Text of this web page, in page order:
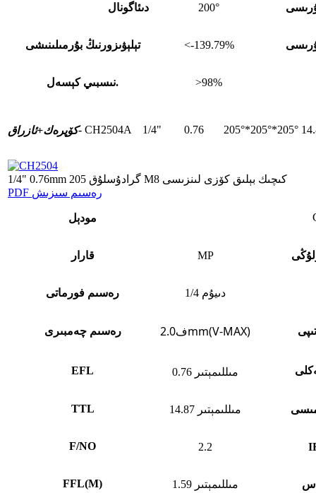
دىئاگونال 200°
تېلېۋىزورنىڭ بۇرمىلىنىشى <-139.79%
نىسبىي كېسەل. >98%
كۆپرەك+ئازراق- CH2504A 1/4" 0.76 205°*205°*205°
1/4" 0.76mm 205 گرادۇسلۇق M8 كىچىك بېلىق كۆزى لىنزىسى
PDF رەسىم سىزىش
مودېل
قارار MP
رەسىم فورماتى 1/4 دىيۇم
رەسىم چەمبىرى ف2.0mm(V-MAX)
EFL 0.76 مىللىمېتىر
TTL 14.87 مىللىمېتىر
F/NO 2.2
FFL(M) 1.59 مىللىمېتىر